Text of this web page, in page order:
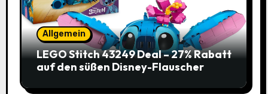
Allgemein
LEGO Stitch 43249 Deal – 27% Rabatt
auf den süßen Disney-Flauscher